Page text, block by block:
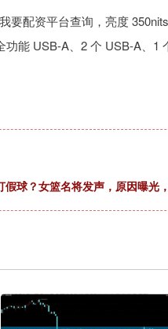
要配资平台查询，亮度
能 USB-A、2 个 USB-A、
球？女篮名将发声，原因曝光